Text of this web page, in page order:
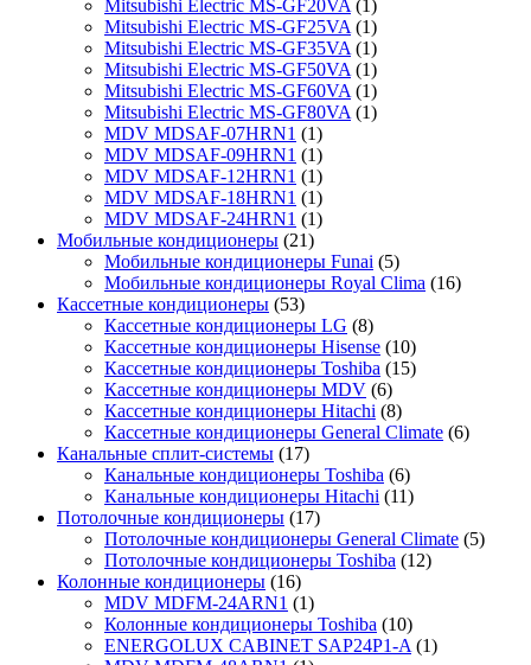
Mitsubishi Electric MS-GF20VA (1)
Mitsubishi Electric MS-GF25VA (1)
Mitsubishi Electric MS-GF35VA (1)
Mitsubishi Electric MS-GF50VA (1)
Mitsubishi Electric MS-GF60VA (1)
Mitsubishi Electric MS-GF80VA (1)
MDV MDSAF-07HRN1 (1)
MDV MDSAF-09HRN1 (1)
MDV MDSAF-12HRN1 (1)
MDV MDSAF-18HRN1 (1)
MDV MDSAF-24HRN1 (1)
Мобильные кондиционеры (21)
Мобильные кондиционеры Funai (5)
Мобильные кондиционеры Royal Clima (16)
Кассетные кондиционеры (53)
Кассетные кондиционеры LG (8)
Кассетные кондиционеры Hisense (10)
Кассетные кондиционеры Toshiba (15)
Кассетные кондиционеры MDV (6)
Кассетные кондиционеры Hitachi (8)
Кассетные кондиционеры General Climate (6)
Канальные сплит-системы (17)
Канальные кондиционеры Toshiba (6)
Канальные кондиционеры Hitachi (11)
Потолочные кондиционеры (17)
Потолочные кондиционеры General Climate (5)
Потолочные кондиционеры Toshiba (12)
Колонные кондиционеры (16)
MDV MDFM-24ARN1 (1)
Колонные кондиционеры Toshiba (10)
ENERGOLUX CABINET SAP24P1-A (1)